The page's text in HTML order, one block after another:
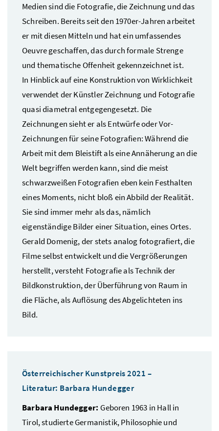
Medien sind die Fotografie, die Zeichnung und das
Schreiben. Bereits seit den 1970er-Jahren arbeitet
er mit diesen Mitteln und hat ein umfassendes
Oeuvre geschaffen, das durch formale Strenge
und thematische Offenheit gekennzeichnet ist.
In Hinblick auf eine Konstruktion von Wirklichkeit
verwendet der Künstler Zeichnung und Fotografie
quasi diametral entgegengesetzt. Die
Zeichnungen sieht er als Entwürfe oder Vor-
Zeichnungen für seine Fotografien: Während die
Arbeit mit dem Bleistift als eine Annäherung an die
Welt begriffen werden kann, sind die meist
schwarzweißen Fotografien eben kein Festhalten
eines Moments, nicht bloß ein Abbild der Realität.
Sie sind immer mehr als das, nämlich
eigenständige Bilder einer Situation, eines Ortes.
Gerald Domenig, der stets analog fotografiert, die
Filme selbst entwickelt und die Vergrößerungen
herstellt, versteht Fotografie als Technik der
Bildkonstruktion, der Überführung von Raum in
die Fläche, als Auflösung des Abgelichteten ins
Bild.
Österreichischer Kunstpreis 2021 –
Literatur: Barbara Hundegger
Barbara Hundegger: Geboren 1963 in Hall in
Tirol, studierte Germanistik, Philosophie und